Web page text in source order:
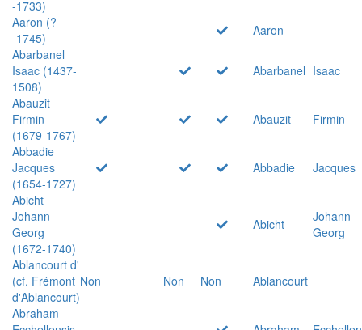
-1733)
Aaron (?
-1745)
Aaron
Abarbanel
Isaac (1437-
1508)
Abarbanel Isaac
Abauzit
Firmin
(1679-1767)
Abauzit
Firmin
Abbadie
Jacques
(1654-1727)
Abbadie
Jacques
Abicht
Johann
Georg
(1672-1740)
Abicht
Johann
Georg
Ablancourt d'
(cf. Frémont
d'Ablancourt)
Non Non Non
Ablancourt
Abraham